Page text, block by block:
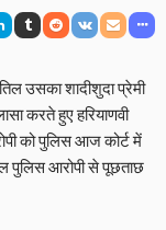
उसका शादीशुदा प्रेमी
करते हुए हरियाणवी
को पुलिस आज कोर्ट में
पुलिस आरोपी से पूछताछ